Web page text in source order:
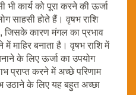
कार्य को पूरा करने की ऊर्जा
साहसी होते हैं। वृषभ राशि
जिसके कारण मंगल का प्रभाव
माहिर बनाता है। वृषभ राशि में
के लिए ऊर्जा का उपयोग
प्राप्त करने में अच्छे परिणाम
उठाने के लिए यह बहुत अच्छा